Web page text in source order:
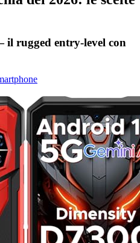
il rugged entry-level con